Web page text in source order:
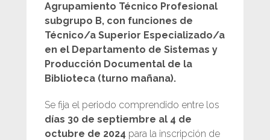
Agrupamiento Técnico Profesional
subgrupo B, con funciones de
Técnico/a Superior Especializado/a
en el Departamento de Sistemas y
Producción Documental de la
Biblioteca (turno mañana).
Se fija el periodo comprendido entre los
días 30 de septiembre al 4 de
octubre de 2024 para la inscripción de